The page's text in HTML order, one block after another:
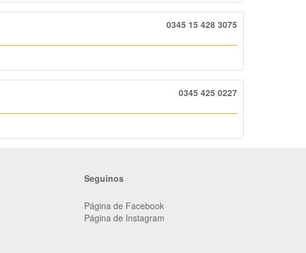
0345 15 428 3075
0345 425 0227
Seguinos
Página de Facebook
Página de Instagram